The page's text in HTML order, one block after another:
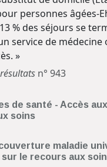
personnes âgées-
% des séjours se
service de médecine
»
n° 943
de santé - Accès
soins
maladie
le recours aux